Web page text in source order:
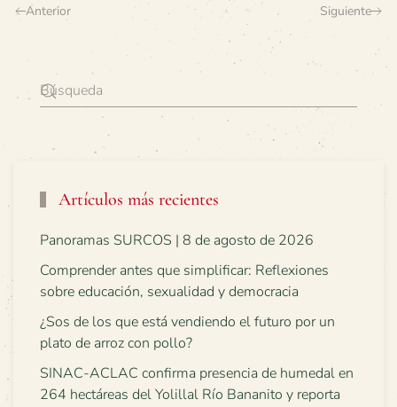
Anterior Siguiente
Artículos más recientes
Panoramas SURCOS | 8 de agosto de 2026
Comprender antes que simplificar: Reflexiones
sobre educación, sexualidad y democracia
¿Sos de los que está vendiendo el futuro por un
plato de arroz con pollo?
SINAC-ACLAC confirma presencia de humedal en
264 hectáreas del Yolillal Río Bananito y reporta